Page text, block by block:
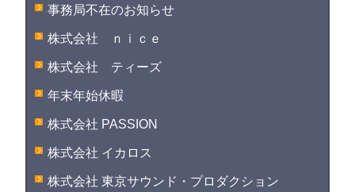
事務局不在のお知らせ
株式会社 ｎｉｃｅ
株式会社 ティーズ
年末年始休暇
株式会社 PASSION
株式会社 イカロス
株式会社 東京サウンド・プロダクション